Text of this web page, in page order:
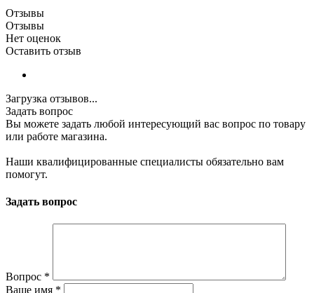
Отзывы
Отзывы
Нет оценок
Оставить отзыв
Загрузка отзывов...
Задать вопрос
Вы можете задать любой интересующий вас вопрос по товару
или работе магазина.
Наши квалифицированные специалисты обязательно вам
помогут.
Задать вопрос
Вопрос *
Ваше имя *